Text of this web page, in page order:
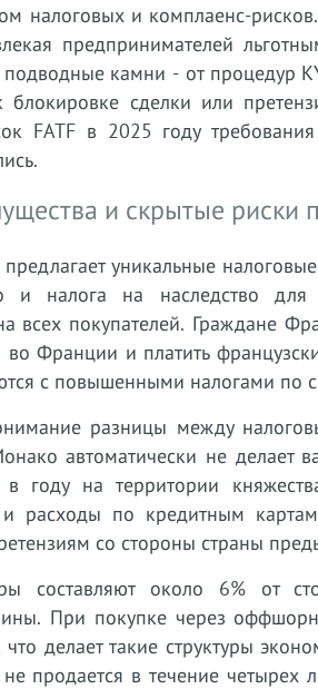
налоговых и комплаенс-
предпринимателей
камни - от процедур
блокировке сделки или
FATF в 2025 году
и скрытые риски
уникальные
и налога на наследство для
всех покупателей. Граждане
во Франции и платить
с повышенными налогами по
разницы между
автоматически не делает
году на территории
и расходы по кредитным
со стороны страны
составляют около 6% от
При покупке через
что делает такие структуры
продается в течение четырех